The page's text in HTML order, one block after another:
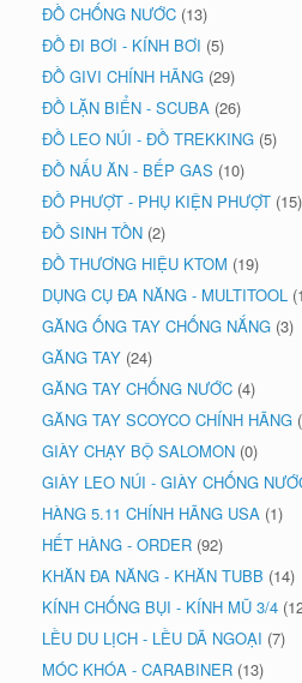
ĐỒ CHỐNG NƯỚC (13)
ĐỒ ĐI BƠI - KÍNH BƠI (5)
ĐỒ GIVI CHÍNH HÃNG (29)
ĐỒ LẶN BIỂN - SCUBA (26)
ĐỒ LEO NÚI - ĐỒ TREKKING (5)
ĐỒ NẤU ĂN - BẾP GAS (10)
ĐỒ PHƯỢT - PHỤ KIỆN PHƯỢT (15)
ĐỒ SINH TỒN (2)
ĐỒ THƯƠNG HIỆU KTOM (19)
DỤNG CỤ ĐA NĂNG - MULTITOOL
GĂNG ỐNG TAY CHỐNG NẮNG (3)
GĂNG TAY (24)
GĂNG TAY CHỐNG NƯỚC (4)
GĂNG TAY SCOYCO CHÍNH HÃNG
GIÀY CHẠY BỘ SALOMON (0)
GIÀY LEO NÚI - GIÀY CHỐNG
HÀNG 5.11 CHÍNH HÃNG USA (1)
HẾT HÀNG - ORDER (92)
KHĂN ĐA NĂNG - KHĂN TUBB (14)
KÍNH CHỐNG BỤI - KÍNH MŨ 3/4
LỀU DU LỊCH - LỀU DÃ NGOẠI (7)
MÓC KHÓA - CARABINER (13)